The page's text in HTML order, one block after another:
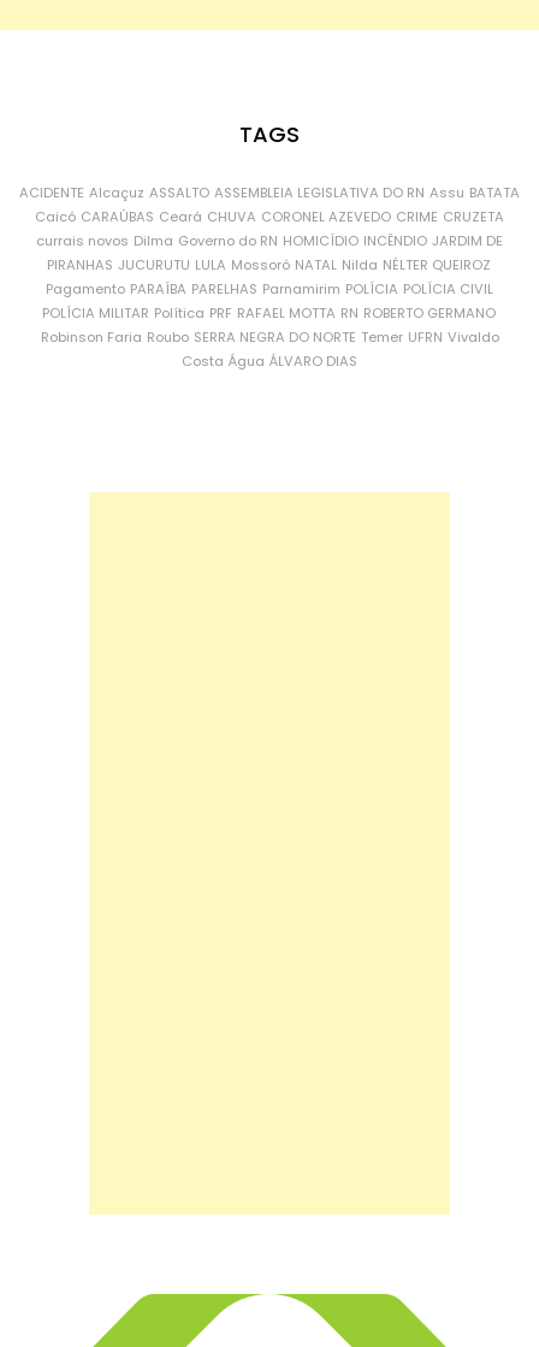
TAGS
ACIDENTE Alcaçuz ASSALTO ASSEMBLEIA LEGISLATIVA DO RN Assu BATATA
Caicó CARAÚBAS Ceará CHUVA CORONEL AZEVEDO CRIME CRUZETA
currais novos Dilma Governo do RN HOMICÍDIO INCÊNDIO JARDIM DE
PIRANHAS JUCURUTU LULA Mossoró NATAL Nilda NÉLTER QUEIROZ
Pagamento PARAÍBA PARELHAS Parnamirim POLÍCIA POLÍCIA CIVIL
POLÍCIA MILITAR Política PRF RAFAEL MOTTA RN ROBERTO GERMANO
Robinson Faria Roubo SERRA NEGRA DO NORTE Temer UFRN Vivaldo
Costa Água ÁLVARO DIAS